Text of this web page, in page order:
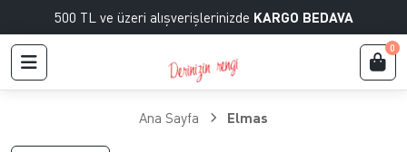
500 TL ve üzeri alışverişlerinizde KARGO BEDAVA
0
Ana Sayfa Elmas